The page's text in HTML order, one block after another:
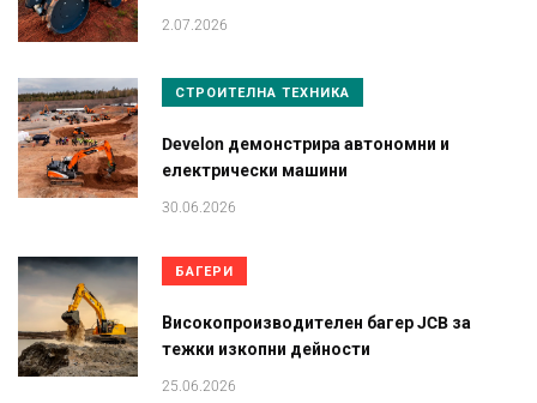
2.07.2026
СТРОИТЕЛНА ТЕХНИКА
Develon демонстрира автономни и
електрически машини
30.06.2026
БАГЕРИ
Високопроизводителен багер JCB за
тежки изкопни дейности
25.06.2026